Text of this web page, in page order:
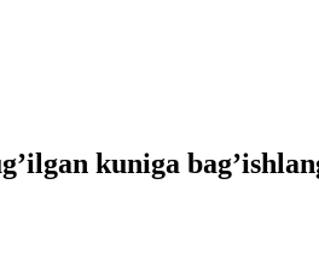
kuniga